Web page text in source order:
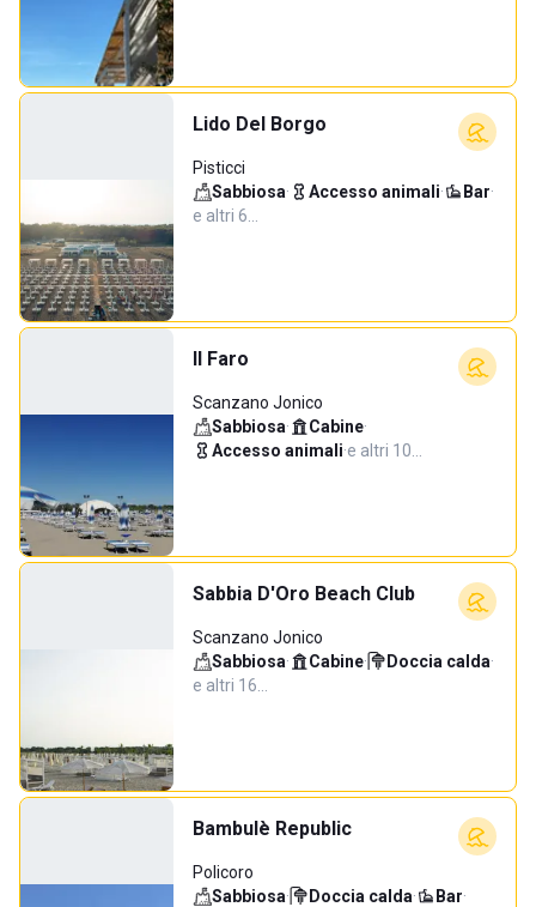
Lido Del Borgo
Pisticci
Sabbiosa· Accesso animali· Bar·
e altri 6…
Il Faro
Scanzano Jonico
Sabbiosa· Cabine·
Accesso animali·e altri 10…
Sabbia D'Oro Beach Club
Scanzano Jonico
Sabbiosa· Cabine· Doccia calda·
e altri 16…
Bambulè Republic
Policoro
Sabbiosa· Doccia calda· Bar·